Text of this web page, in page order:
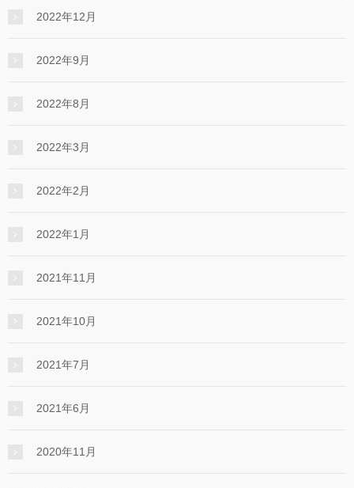
2022年12月
2022年9月
2022年8月
2022年3月
2022年2月
2022年1月
2021年11月
2021年10月
2021年7月
2021年6月
2020年11月